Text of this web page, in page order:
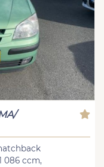
086 ccm,